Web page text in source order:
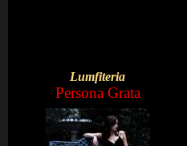
Lumfiteria
Persona Grata